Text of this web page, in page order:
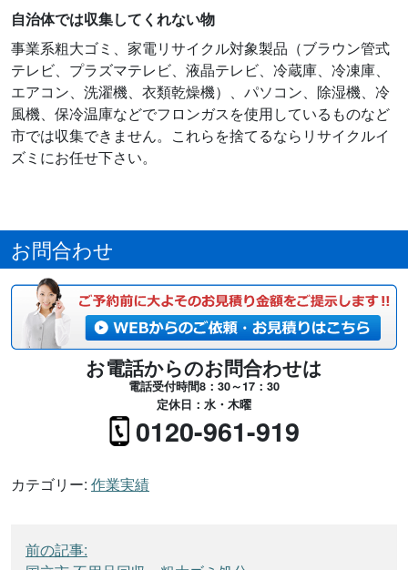
ル）は1個につき200円かかります。事業系ゴミ、パソコ
ン、消火器、ピアノ、ボンベ、バッテリー、自動車部品な
どは回収してもらえません。納付券を利用する場合は事前
に粗大ゴミ受付センター(042-387-9829)へ連絡し、手数料
分のシールを購入する。収集日にシールを貼ったゴミを出
しておく。
自治体では収集してくれない物
事業系粗大ゴミ、家電リサイクル対象製品（ブラウン管式
テレビ、プラズマテレビ、液晶テレビ、冷蔵庫、冷凍庫、
エアコン、洗濯機、衣類乾燥機）、パソコン、除湿機、冷
風機、保冷温庫などでフロンガスを使用しているものなど
市では収集できません。これらを捨てるならリサイクルイ
ズミにお任せ下さい。
お問合わせ
お電話からのお問合わせは
電話受付時間8：30～17：30
定休日：水・木曜
0120-961-919
カテゴリー: 作業実績
稿前の記事: